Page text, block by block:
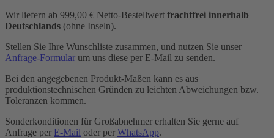
Wir liefern ab 999,00 € Netto-Bestellwert frachtfrei innerhalb
Deutschlands (ohne Inseln).
Stellen Sie Ihre Wunschliste zusammen, und nutzen Sie unser
Anfrage-Formular um uns diese per E-Mail zu senden.
Bei den angegebenen Produkt-Maßen kann es aus
produktionstechnischen Gründen zu leichten Abweichungen bzw.
Toleranzen kommen.
Sonderkonditionen für Großabnehmer erhalten Sie gerne auf
Anfrage per E-Mail oder per WhatsApp.